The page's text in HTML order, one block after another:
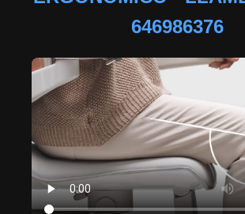
646986376